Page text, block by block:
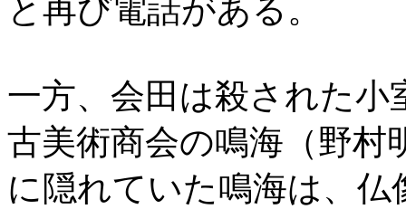
と再び電話がある。
一方、会田は殺された
古美術商会の鳴海（野村
に隠れていた鳴海は、